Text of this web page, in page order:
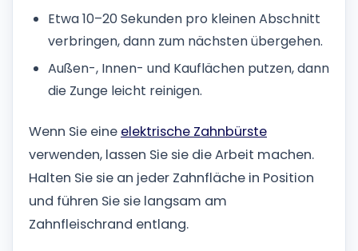
Etwa 10–20 Sekunden pro kleinen Abschnitt
verbringen, dann zum nächsten übergehen.
Außen-, Innen- und Kauflächen putzen, dann
die Zunge leicht reinigen.
Wenn Sie eine elektrische Zahnbürste
verwenden, lassen Sie sie die Arbeit machen.
Halten Sie sie an jeder Zahnfläche in Position
und führen Sie sie langsam am
Zahnfleischrand entlang.